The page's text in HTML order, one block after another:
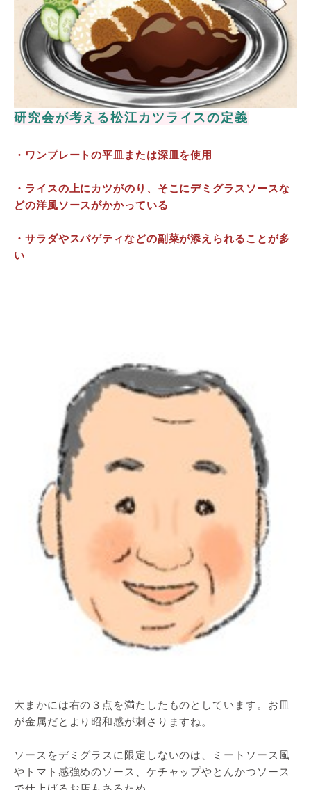
研究会が考える松江カツライスの定義
・ワンプレートの平皿または深皿を使用
・ライスの上にカツがのり、そこにデミグラスソースな
どの洋風ソースがかかっている
・サラダやスパゲティなどの副菜が添えられることが多
い
大まかには右の３点を満たしたものとしています。お皿
が金属だとより昭和感が刺さりますね。
ソースをデミグラスに限定しないのは、ミートソース風
やトマト感強めのソース、ケチャップやとんかつソース